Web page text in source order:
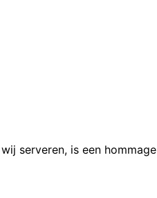
serveren, is een hommage